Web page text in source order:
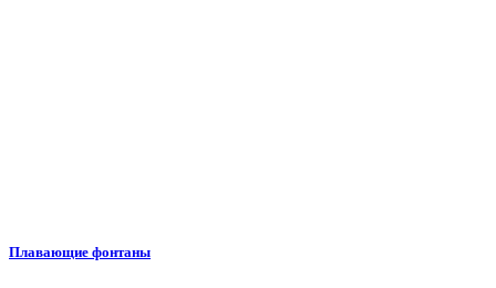
Плавающие фонтаны